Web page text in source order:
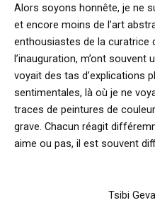
Alors soyons honnête, je ne
et encore moins de l’art
enthousiastes de la curatrice
l’inauguration, m’ont souvent
voyait des tas d’explications
sentimentales, là où je ne
traces de peintures de
grave. Chacun réagit
aime ou pas, il est souvent
Tsibi